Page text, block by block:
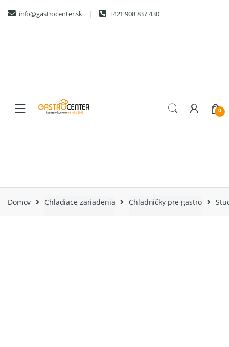
navigation
content
info@gastrocenter.sk +421 908 837 430
0
Domov Chladiace zariadenia Chladničky pre gastro